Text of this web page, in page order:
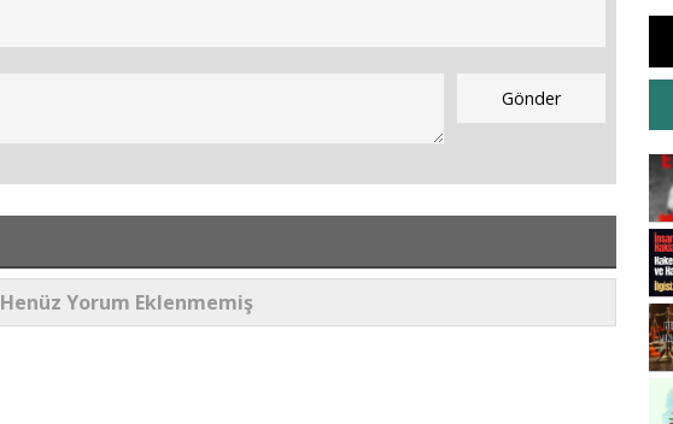
Henüz Yorum Eklenmemiş